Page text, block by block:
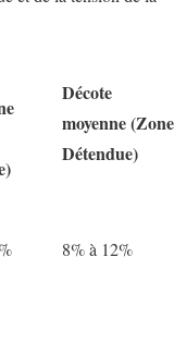
Décote
moyenne (Zone
Détendue)
8% à 12%